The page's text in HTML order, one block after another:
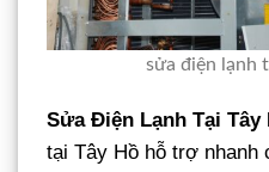
sửa điện lạnh
Sửa Điện Lạnh Tại Tây
tại Tây Hồ hỗ trợ nhanh